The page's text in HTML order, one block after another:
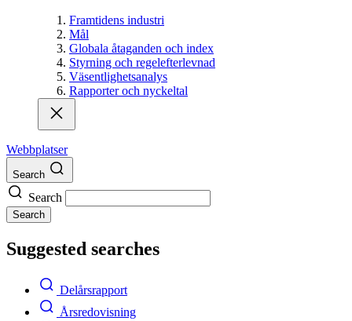
Framtidens industri
Mål
Globala åtaganden och index
Styrning och regelefterlevnad
Väsentlighetsanalys
Rapporter och nyckeltal
Webbplatser
Search
Search
Search
Suggested searches
Delårsrapport
Årsredovisning